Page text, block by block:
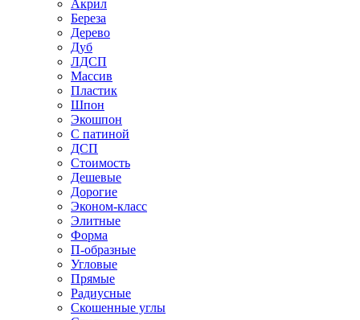
Акрил
Береза
Дерево
Дуб
ЛДСП
Массив
Пластик
Шпон
Экошпон
С патиной
ДСП
Стоимость
Дешевые
Дорогие
Эконом-класс
Элитные
Форма
П-образные
Угловые
Прямые
Радиусные
Скошенные углы